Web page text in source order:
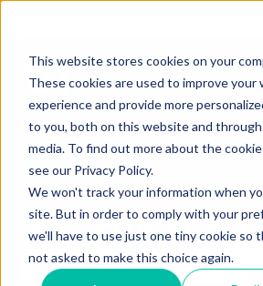
This website stores cookies on your
These cookies are used to improve your
experience and provide more
to you, both on this website and
media. To find out more about the
see our Privacy Policy.
We won't track your information when
site. But in order to comply with your
we'll have to use just one tiny cookie so
not asked to make this choice again.
Hola. como podemos